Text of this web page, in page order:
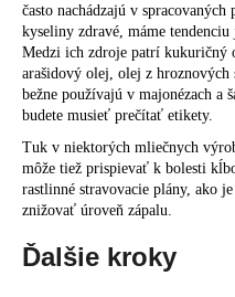
často nachádzajú v
kyseliny zdravé, máme
Medzi ich zdroje patrí kukuričný
arašidový olej, olej z
bežne používajú v majonézach a
budete musieť prečítať etikety.
Tuk v niektorých mliečnych
môže tiež prispievať k bolesti
rastlinné stravovacie plány, ako
znižovať úroveň zápalu.
Ďalšie kroky